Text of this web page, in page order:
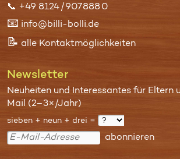
📞 +49 8124 / 907 888 0
📧 info@billi-bolli.de
📝 alle Kontaktmöglichkeiten
Newsletter
Neuheiten und Interessantes für Eltern
Mail (2–3×/Jahr)
sieben + neun + drei =
abonnieren